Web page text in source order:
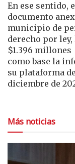
En ese sentido,
documento
municipio de
derecho por ley,
$1.396 millones
como base la
su plataforma
diciembre de
Más noticias